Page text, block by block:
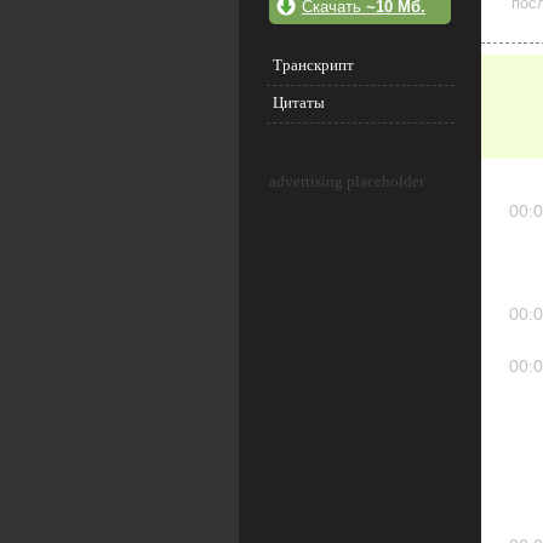
Скачать ~10 Мб.
Транскрипт
Цитаты
advertising placeholder